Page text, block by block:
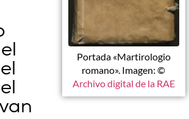
Portada «Martirologio
romano». Imagen: ©
Archivo digital de la RAE